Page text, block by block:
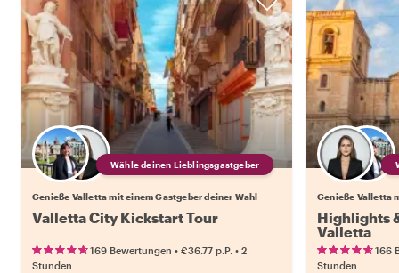
Wähle deinen Lieblingsgastgeber
Genieße Valletta mit einem Gastgeber deiner Wahl
Valletta City Kickstart Tour
169 Bewertungen • €36.77 p.P. • 2
Stunden
Genieße Valletta
Highlights
Valletta
166
Stunden